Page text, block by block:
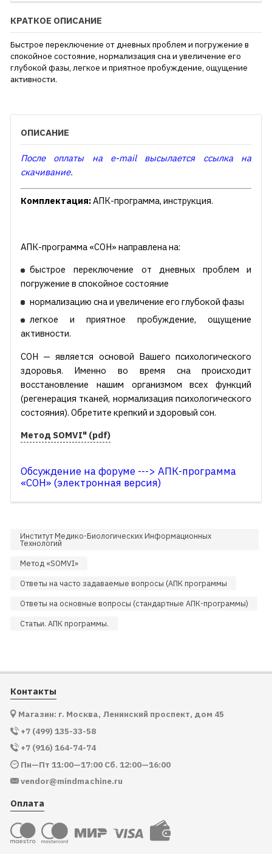
КРАТКОЕ ОПИСАНИЕ
Быстрое переключение от дневных проблем и погружение в
спокойное состояние, нормализация сна и увеличение его
глубокой фазы, легкое и приятное пробуждение, ощущение
активности.
ОПИСАНИЕ
После оплаты на e-mail высылается ссылка на
скачивание.
Комплектация:АПК-программа, инструкция.
АПК-программа «СОН» направлена на:
быстрое переключение от дневных проблем и
погружение в спокойное состояние
нормализацию сна и увеличение его глубокой фазы
легкое и приятное пробуждение, ощущение
активности.
СОН — является основой Вашего психологического
здоровья. Именно во время сна происходит
восстановление нашим организмом всех функций
(регенерация тканей, нормализация психологического
состояния). Обретите крепкий и здоровый сон.
Метод SOMVI" (pdf)
Обсуждение на форуме ---> АПК-программа
«СОН» (электронная версия)
Институт Медико-Биологических Информационных
Технологий
Метод «SOMVI»
Ответы на часто задаваемые вопросы (АПК программы
Ответы на основные вопросы (стандартные АПК-программы)
Статьи. АПК программы.
Контакты
Магазин: г. Москва, Ленинский проспект, дом 45
+7 (499) 135-33-58
+7 (916) 164-74-74
Пн—Пт 11:00—17:00 Сб. 12:00—16:00
vendor@mindmachine.ru
Оплата